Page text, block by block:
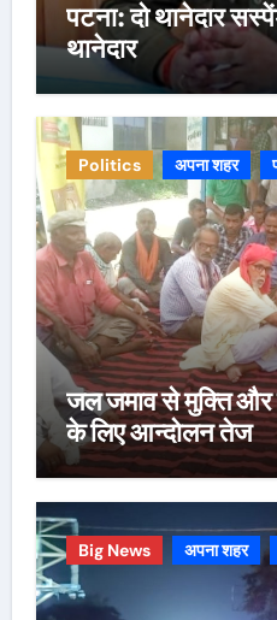
पटना: दो थानेदार
थानेदार
Politics अपना शहर
जल जमाव से मुक्ति और
के लिए आन्दोलन तेज
Big News अपना शहर